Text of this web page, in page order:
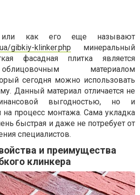
или как его еще называют
gibkiy-klinker.php минеральный
фасадная плитка является
материалом
сегодня можно использовать
Данный материал отличается не
выгодностью, но и
процесс монтажа. Сама укладка
быстрая и даже не потребует от
специалистов.
и преимущества
клинкера